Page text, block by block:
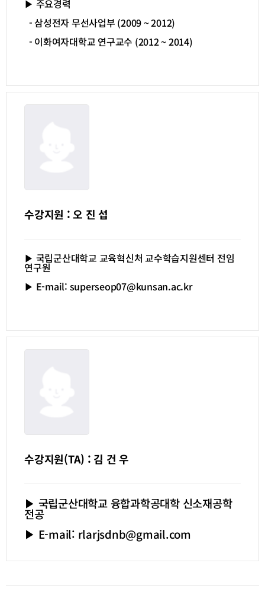
▶ 주요경력
- 삼성전자 무선사업부 (2009 ~ 2012)
- 이화여자대학교 연구교수 (2012 ~ 2014)
수강지원 : 오 진 섭
▶ 국립군산대학교 교육혁신처 교수학습지원센터 전임
연구원
▶ E-mail: superseop07@kunsan.ac.kr
수강지원(TA) : 김 건 우
▶ 국립군산대학교 융합과학공대학 신소재공학
전공
▶ E-mail: rlarjsdnb@gmail.com